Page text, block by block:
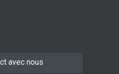
un monde à l’agonie
avec nous